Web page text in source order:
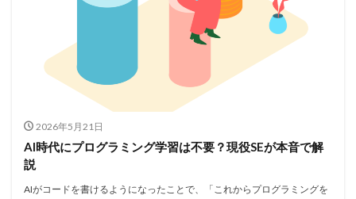
2026年5月21日
AI時代にプログラミング学習は不要？現役SEが本音で解
説
AIがコードを書けるようになったことで、「これからプログラミングを